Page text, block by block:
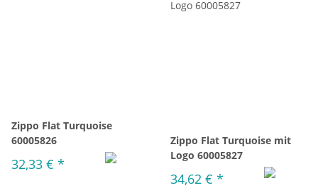
Zippo Flat Turquoise
60005826
32,33 € *
Zippo Flat Turquoise mit
Logo 60005827
34,62 € *